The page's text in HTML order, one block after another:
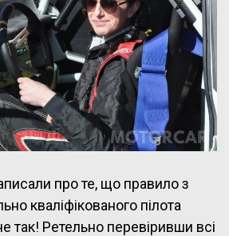
про те, що правило з
кваліфікованого пілота
так! Ретельно перевіривши всі